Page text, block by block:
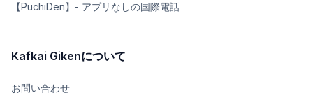
【PuchiDen】- アプリなしの国際電話
Kafkai Gikenについて
お問い合わせ